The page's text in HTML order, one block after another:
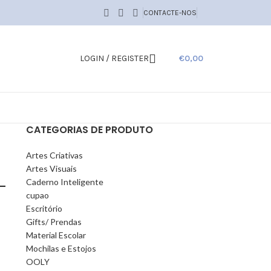
CONTACTE-NOS
LOGIN / REGISTER €0,00
CATEGORIAS DE PRODUTO
Artes Criativas
Artes Visuais
Caderno Inteligente
cupao
Escritório
Gifts/ Prendas
Material Escolar
Mochilas e Estojos
OOLY